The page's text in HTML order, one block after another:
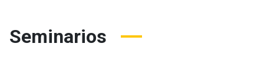
Seminarios